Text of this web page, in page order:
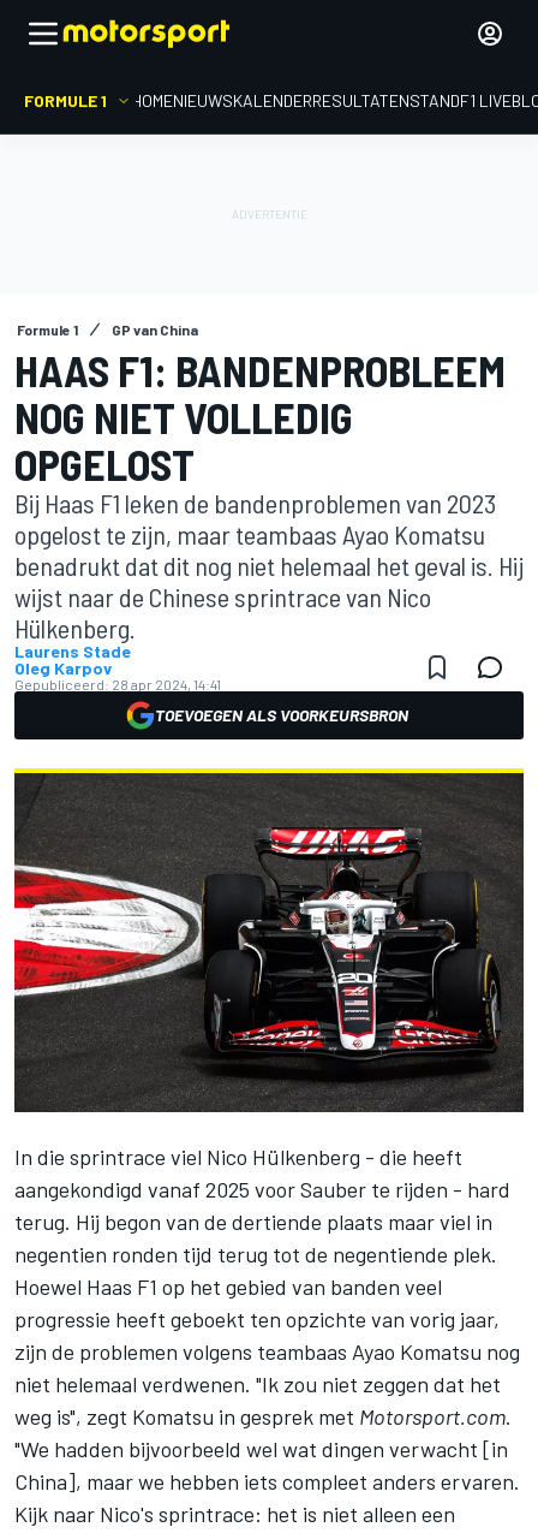
FORMULE 1 HOMENIEUWSKALENDERRESULTATENSTANDF1
Formule 1 GP van China
HAAS F1: BANDENPROBLEEM
NOG NIET VOLLEDIG
OPGELOST
Bij Haas F1 leken de bandenproblemen van 2023
opgelost te zijn, maar teambaas Ayao Komatsu
benadrukt dat dit nog niet helemaal het geval is. Hij
wijst naar de Chinese sprintrace van Nico
Hülkenberg.
Laurens Stade
Oleg Karpov
Gepubliceerd: 28 apr 2024, 14:41
TOEVOEGEN ALS VOORKEURSBRON
In die sprintrace viel Nico Hülkenberg - die heeft
aangekondigd vanaf 2025 voor Sauber te rijden - hard
terug. Hij begon van de dertiende plaats maar viel in
negentien ronden tijd terug tot de negentiende plek.
Hoewel Haas F1 op het gebied van banden veel
progressie heeft geboekt ten opzichte van vorig jaar,
zijn de problemen volgens teambaas Ayao Komatsu nog
niet helemaal verdwenen. "Ik zou niet zeggen dat het
weg is", zegt Komatsu in gesprek met Motorsport.com.
"We hadden bijvoorbeeld wel wat dingen verwacht [in
China], maar we hebben iets compleet anders ervaren.
Kijk naar Nico's sprintrace: het is niet alleen een